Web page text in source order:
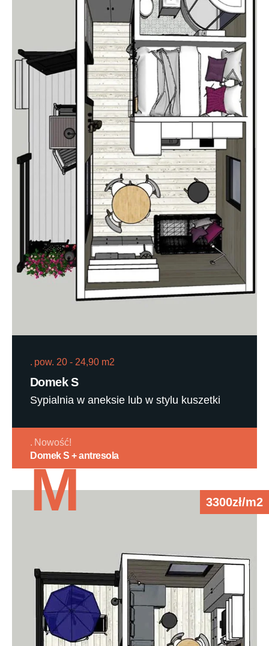
pow. 20 - 24,90 m2
Domek S
Sypialnia w aneksie lub w stylu kuszetki
Nowość!
Domek S + antresola
M 3300zł/m2